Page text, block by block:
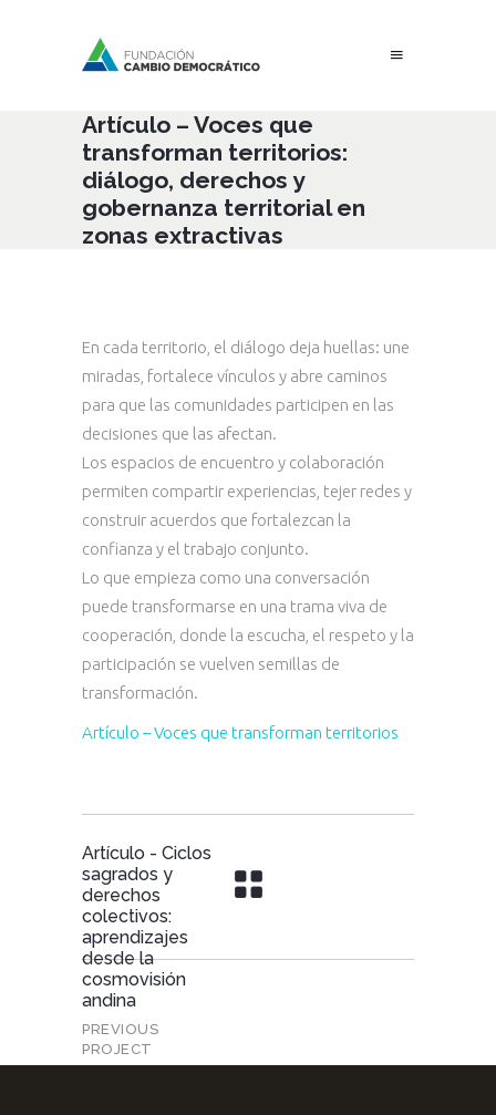
Artículo – Voces que
transforman territorios:
diálogo, derechos y
gobernanza territorial en
zonas extractivas
En cada territorio, el diálogo deja huellas: une
miradas, fortalece vínculos y abre caminos
para que las comunidades participen en las
decisiones que las afectan.
Los espacios de encuentro y colaboración
permiten compartir experiencias, tejer redes y
construir acuerdos que fortalezcan la
confianza y el trabajo conjunto.
Lo que empieza como una conversación
puede transformarse en una trama viva de
cooperación, donde la escucha, el respeto y la
participación se vuelven semillas de
transformación.
Artículo – Voces que transforman territorios
Artículo - Ciclos
sagrados y
derechos
colectivos:
aprendizajes
desde la
cosmovisión
andina
PREVIOUS
PROJECT